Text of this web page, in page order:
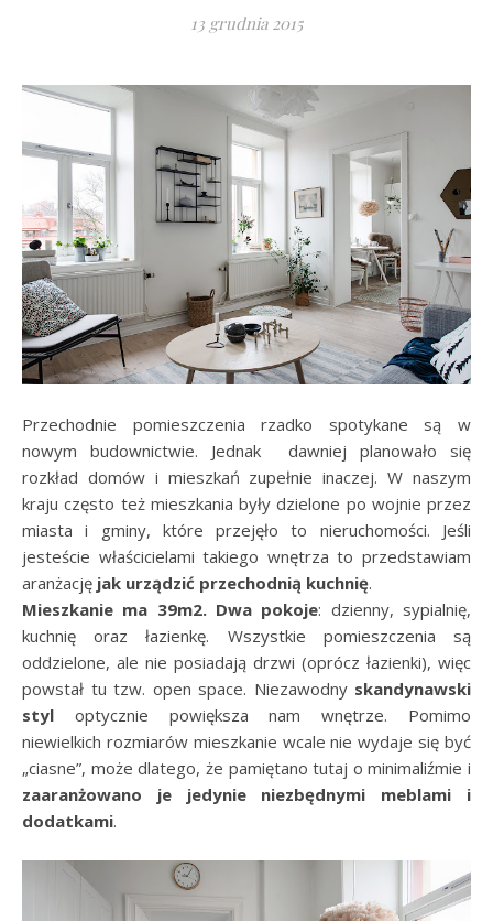
13 grudnia 2015
Przechodnie pomieszczenia rzadko spotykane są w
nowym budownictwie. Jednak dawniej planowało się
rozkład domów i mieszkań zupełnie inaczej. W naszym
kraju często też mieszkania były dzielone po wojnie przez
miasta i gminy, które przejęło to nieruchomości. Jeśli
jesteście właścicielami takiego wnętrza to przedstawiam
aranżację jak urządzić przechodnią kuchnię.
Mieszkanie ma 39m2. Dwa pokoje: dzienny, sypialnię,
kuchnię oraz łazienkę. Wszystkie pomieszczenia są
oddzielone, ale nie posiadają drzwi (oprócz łazienki), więc
powstał tu tzw. open space. Niezawodny skandynawski
styl optycznie powiększa nam wnętrze. Pomimo
niewielkich rozmiarów mieszkanie wcale nie wydaje się być
„ciasne”, może dlatego, że pamiętano tutaj o minimaliźmie i
zaaranżowano je jedynie niezbędnymi meblami i
dodatkami.